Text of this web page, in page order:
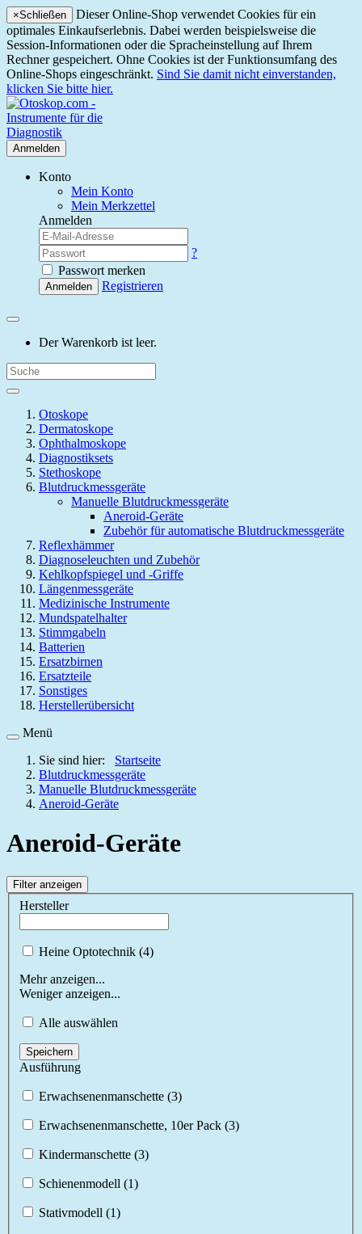
×Schließen
Dieser Online-Shop verwendet Cookies für ein
optimales Einkaufserlebnis. Dabei werden beispielsweise die
Session-Informationen oder die Spracheinstellung auf Ihrem
Rechner gespeichert. Ohne Cookies ist der Funktionsumfang des
Online-Shops eingeschränkt. Sind Sie damit nicht einverstanden,
klicken Sie bitte hier.
Anmelden
Konto
Mein Konto
Mein Merkzettel
Anmelden
?
Passwort merken
Anmelden Registrieren
Der Warenkorb ist leer.
Otoskope
Dermatoskope
Ophthalmoskope
Diagnostiksets
Stethoskope
Blutdruckmessgeräte
Manuelle Blutdruckmessgeräte
Aneroid-Geräte
Zubehör für automatische Blutdruckmessgeräte
Reflexhämmer
Diagnoseleuchten und Zubehör
Kehlkopfspiegel und -Griffe
Längenmessgeräte
Medizinische Instrumente
Mundspatelhalter
Stimmgabeln
Batterien
Ersatzbirnen
Ersatzteile
Sonstiges
Herstellerübersicht
Menü
Sie sind hier: Startseite
Blutdruckmessgeräte
Manuelle Blutdruckmessgeräte
Aneroid-Geräte
Aneroid-Geräte
Filter anzeigen
Hersteller
Heine Optotechnik (4)
Mehr anzeigen...
Weniger anzeigen...
Alle auswählen
Speichern
Ausführung
Erwachsenenmanschette (3)
Erwachsenenmanschette, 10er Pack (3)
Kindermanschette (3)
Schienenmodell (1)
Stativmodell (1)